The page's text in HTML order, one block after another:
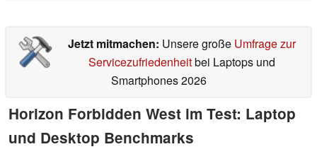
Jetzt mitmachen: Unsere große Umfrage zur
Servicezufriedenheitbei Laptops und
Smartphones 2026
Horizon Forbidden West im Test: Laptop
und Desktop Benchmarks